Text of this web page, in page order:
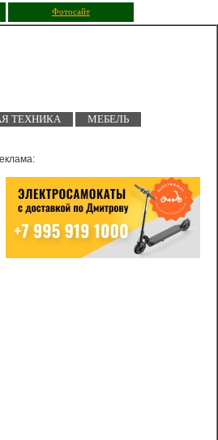
Фотосайт
ТЕХНИКА
МЕБЕЛЬ